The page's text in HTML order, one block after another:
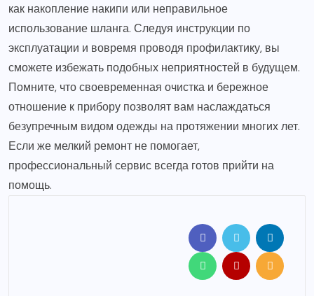
как накопление накипи или неправильное
использование шланга. Следуя инструкции по
эксплуатации и вовремя проводя профилактику, вы
сможете избежать подобных неприятностей в будущем.
Помните, что своевременная очистка и бережное
отношение к прибору позволят вам наслаждаться
безупречным видом одежды на протяжении многих лет.
Если же мелкий ремонт не помогает,
профессиональный сервис всегда готов прийти на
помощь.